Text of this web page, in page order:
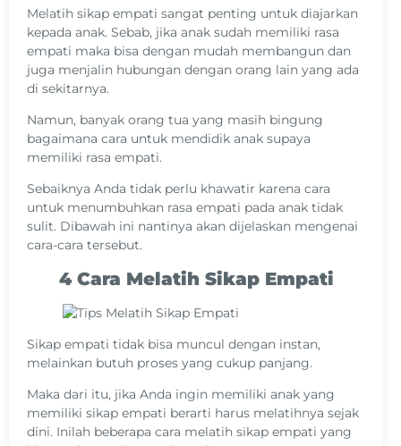
Melatih sikap empati sangat penting untuk diajarkan
kepada anak. Sebab, jika anak sudah memiliki rasa
empati maka bisa dengan mudah membangun dan
juga menjalin hubungan dengan orang lain yang ada
di sekitarnya.
Namun, banyak orang tua yang masih bingung
bagaimana cara untuk mendidik anak supaya
memiliki rasa empati.
Sebaiknya Anda tidak perlu khawatir karena cara
untuk menumbuhkan rasa empati pada anak tidak
sulit. Dibawah ini nantinya akan dijelaskan mengenai
cara-cara tersebut.
4 Cara Melatih Sikap Empati
Sikap empati tidak bisa muncul dengan instan,
melainkan butuh proses yang cukup panjang.
Maka dari itu, jika Anda ingin memiliki anak yang
memiliki sikap empati berarti harus melatihnya sejak
dini. Inilah beberapa cara melatih sikap empati yang